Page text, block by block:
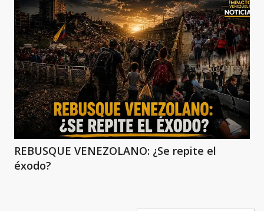
REBUSQUE VENEZOLANO: ¿Se repite el
éxodo?